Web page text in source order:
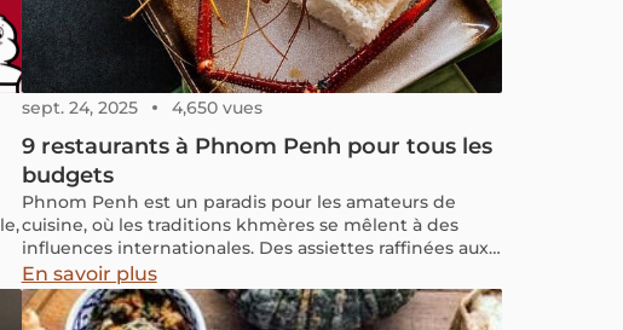
sept. 24, 2025 4,650 vues
9 restaurants à Phnom Penh pour tous les
budgets
Phnom Penh est un paradis pour les amateurs de
cuisine, où les traditions khmères se mêlent à des
influences internationales. Des assiettes raffinées aux
repas simples et savoureux, la ville sait combler toutes
les envies, peu importe votre budget.
En savoir plus